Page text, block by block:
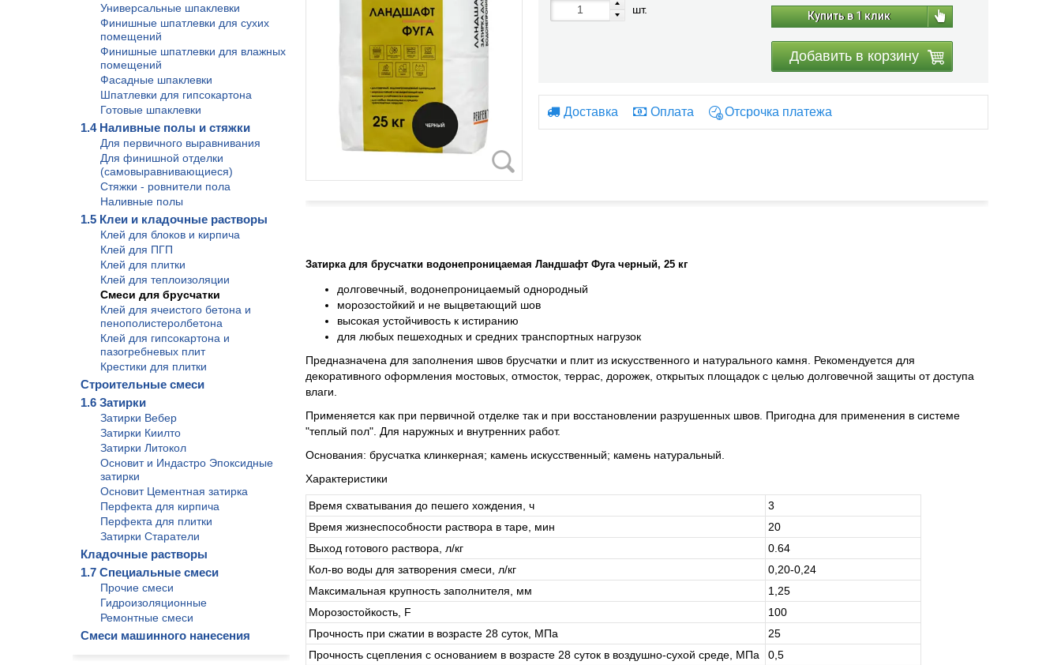
Универсальные шпаклевки
Финишные шпатлевки для сухих
помещений
Финишные шпатлевки для влажных
помещений
Фасадные шпаклевки
Шпатлевки для гипсокартона
Готовые шпаклевки
1.4 Наливные полы и стяжки
Для первичного выравнивания
Для финишной отделки
(самовыравнивающиеся)
Стяжки - ровнители пола
Наливные полы
1.5 Клеи и кладочные растворы
Клей для блоков и кирпича
Клей для ПГП
Клей для плитки
Клей для теплоизоляции
Смеси для брусчатки
Клей для ячеистого бетона и
пенополистеролбетона
Клей для гипсокартона и
пазогребневых плит
Крестики для плитки
Строительные смеси
1.6 Затирки
Затирки Вебер
Затирки Киилто
Затирки Литокол
Основит и Индастро Эпоксидные
затирки
Основит Цементная затирка
Перфекта для кирпича
Перфекта для плитки
Затирки Старатели
Кладочные растворы
1.7 Специальные смеси
Прочие смеси
Гидроизоляционные
Ремонтные смеси
Смеси машинного нанесения
шт. Купить в 1 клик
Добавить в корзину
Доставка Оплата Отсрочка платежа
Затирка для брусчатки водонепроницаемая Ландшафт Фуга черный, 25 кг
долговечный, водонепроницаемый однородный
морозостойкий и не выцветающий шов
высокая устойчивость к истиранию
для любых пешеходных и средних транспортных нагрузок
Предназначена для заполнения швов брусчатки и плит из искусственного и натурального камня. Рекомендуется для
декоративного оформления мостовых, отмосток, террас, дорожек, открытых площадок с целью долговечной защиты от доступа
влаги.
Применяется как при первичной отделке так и при восстановлении разрушенных швов. Пригодна для применения в системе
"теплый пол". Для наружных и внутренних работ.
Основания: брусчатка клинкерная; камень искусственный; камень натуральный.
Характеристики
Время схватывания до пешего хождения, ч
3
Время жизнеспособности раствора в таре, мин
20
Выход готового раствора, л/кг
0.64
Кол-во воды для затворения смеси, л/кг
0,20-0,24
Максимальная крупность заполнителя, мм
1,25
Морозостойкость, F
100
Прочность при сжатии в возрасте 28 суток, МПа
25
Прочность сцепления с основанием в возрасте 28 суток в воздушно-сухой среде, МПа
0,5